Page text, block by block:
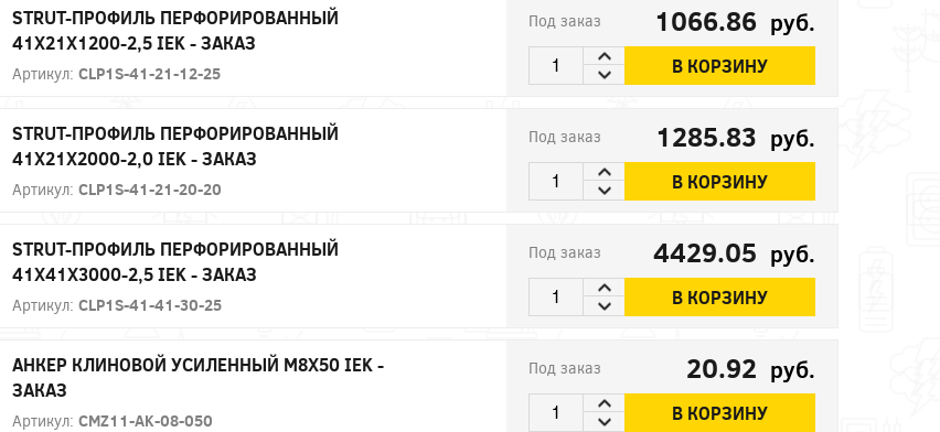
STRUT-ПРОФИЛЬ ПЕРФОРИРОВАННЫЙ
41X21Х1200-2,5 IEK - ЗАКАЗ
Артикул: CLP1S-41-21-12-25
Под заказ 1066.86 руб.
В КОРЗИНУ
STRUT-ПРОФИЛЬ ПЕРФОРИРОВАННЫЙ
41X21Х2000-2,0 IEK - ЗАКАЗ
Артикул: CLP1S-41-21-20-20
Под заказ 1285.83 руб.
В КОРЗИНУ
STRUT-ПРОФИЛЬ ПЕРФОРИРОВАННЫЙ
41X41Х3000-2,5 IEK - ЗАКАЗ
Артикул: CLP1S-41-41-30-25
Под заказ 4429.05 руб.
В КОРЗИНУ
АНКЕР КЛИНОВОЙ УСИЛЕННЫЙ М8Х50 IEK -
ЗАКАЗ
Артикул: CMZ11-AK-08-050
Под заказ 20.92 руб.
В КОРЗИНУ